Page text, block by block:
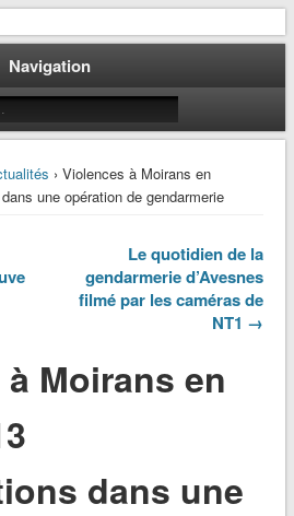
Navigation
› Violences à Moirans en
une opération de gendarmerie
Le quotidien de la
gendarmerie d’Avesnes
filmé par les caméras de
NT1 →
Moirans en
dans une